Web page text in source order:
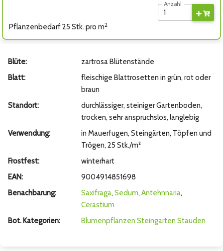
Anzahl
Pflanzenbedarf 25 Stk. pro m2
Blüte:
zartrosa Blütenstände
Blatt:
fleischige Blattrosetten in grün, rot oder
braun
Standort:
durchlässiger, steiniger Gartenboden,
trocken, sehr anspruchslos, langlebig
Verwendung:
in Mauerfugen, Steingärten, Töpfen und
Trögen, 25 Stk./m²
Frostfest:
winterhart
EAN:
9004914851698
Benachbarung:
Saxifraga, Sedum, Antehnnaria,
Cerastium
Bot. Kategorien:
Blumenpflanzen Steingarten Stauden